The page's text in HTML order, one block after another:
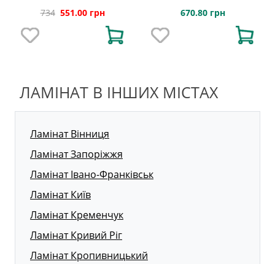
734 551.00 грн 670.80 грн
ЛАМІНАТ В ІНШИХ МІСТАХ
Ламінат Вінниця
Ламінат Запоріжжя
Ламінат Івано-Франківськ
Ламінат Київ
Ламінат Кременчук
Ламінат Кривий Ріг
Ламінат Кропивницький